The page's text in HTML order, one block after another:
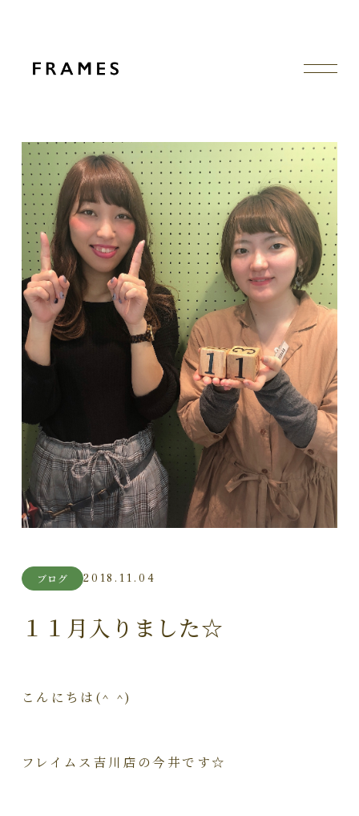
ブログ 2018.11.04
１１月入りました☆
こんにちは(^ ^)
フレイムス吉川店の今井です☆